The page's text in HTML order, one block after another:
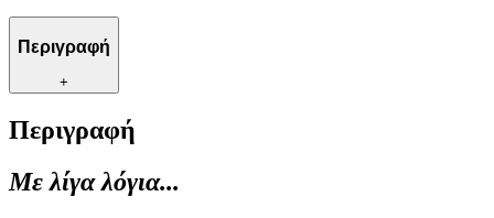
Περιγραφή
+
Περιγραφή
Με λίγα λόγια...